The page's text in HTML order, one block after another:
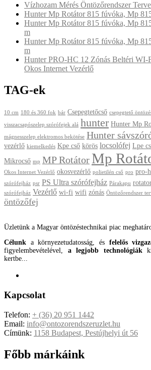
Vízhozam Mérés Öntözőrendszer
Hunter Mp Rotátor 815 fúvóka, Mp
Hunter Mp Rotátor 815 fúvóka, Mp
m
Hunter Mp Rotátor 815 fúvóka, Mp
m
Hunter PRO-HC 12 Zónás Beltéri WI-
Okos Internet Vezérlő
TAG-ek
10 cm 180 és 360 fok bár Csepegtetőcső csepegtető
visszacsapószelep szórófejek alá hunter Hunter Mp
mágnesszelep elektromos bekötése Hunter
vezérlő kiemelkedés Kpe cső körös locsolófej Lpe
Mikrocső mp MP Rotátor Mp
Okos Internet Vezérlő okosvezérlő polietilén cső pro pro-
szórófejház psr PS Ultra szórófejház Párakapu
szórófejház Vezérlő wi-fi wifi zónás Öntözőrendszer
öntözőfej
Üzletünk a Magyar öntözéstechnikai piac
Célunk a környezetudatosság, és felelős
figyelembevételével, a legjobb technológiák
kertbe...
Kapcsolat
Telefon: + (36) 20 951 1442
Email: info@ontozorendszeruzlet.hu
Címünk: 1158 Budapest, Pestújhelyi út 56
Főbb márkáink